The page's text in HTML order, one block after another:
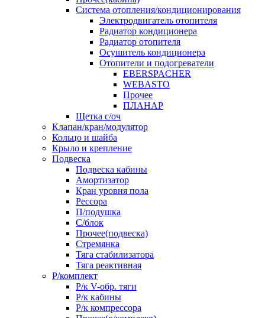
Система отопления/кондиционирования
Электродвигатель отопителя
Радиатор кондиционера
Радиатор отопителя
Осушитель кондиционера
Отопители и подогреватели
EBERSPACHER
WEBASTO
Прочее
ПЛАНАР
Щетка с/оч
Клапан/кран/модулятор
Кольцо и шайба
Крыло и крепление
Подвеска
Подвеска кабины
Амортизатор
Кран уровня пола
Рессора
П/подушка
С/блок
Прочее(подвеска)
Стремянка
Тяга стабилизатора
Тяга реактивная
Р/комплект
Р/к V-обр. тяги
Р/к кабины
Р/к компрессора